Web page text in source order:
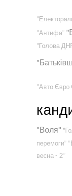
"Антифа"
"Голова
"Авто Євро
"Воля"
перемоги"
весна - 2"